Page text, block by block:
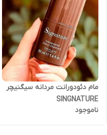
مام دئودورانت مردانه سیگنیچر
SINGNATURE
ناموجود